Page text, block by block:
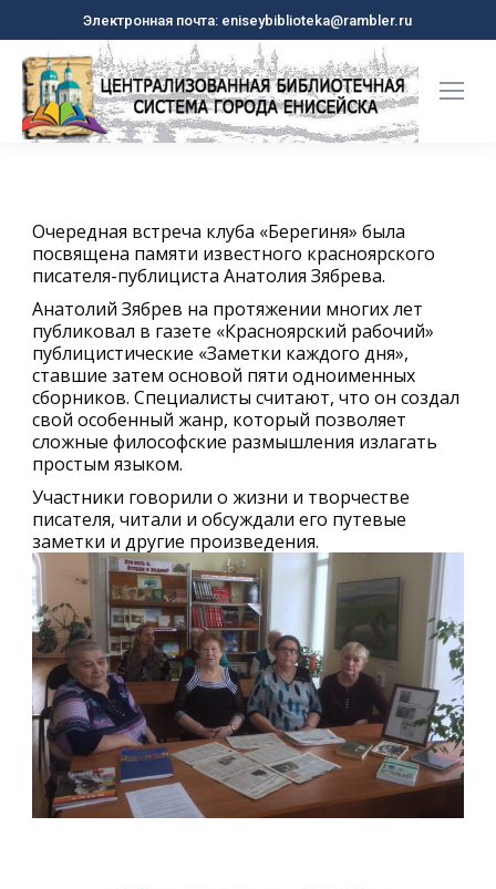
Электронная почта: eniseybiblioteka@rambler.ru
Очередная встреча клуба «Берегиня» была
посвящена памяти известного красноярского
писателя-публициста Анатолия Зябрева.
Анатолий Зябрев на протяжении многих лет
публиковал в газете «Красноярский рабочий»
публицистические «Заметки каждого дня»,
ставшие затем основой пяти одноименных
сборников. Специалисты считают, что он создал
свой особенный жанр, который позволяет
сложные философские размышления излагать
простым языком.
Участники говорили о жизни и творчестве
писателя, читали и обсуждали его путевые
заметки и другие произведения.